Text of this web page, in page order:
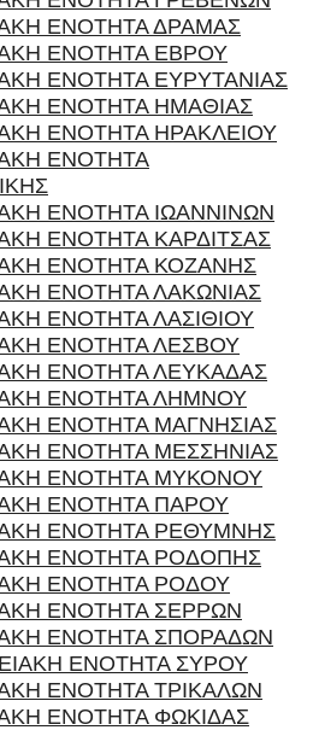
ΕΝΟΤΗΤΑ ΔΡΑΜΑΣ
ΕΝΟΤΗΤΑ ΕΒΡΟΥ
ΕΝΟΤΗΤΑ ΕΥΡΥΤΑΝΙΑΣ
ΕΝΟΤΗΤΑ ΗΜΑΘΙΑΣ
ΕΝΟΤΗΤΑ ΗΡΑΚΛΕΙΟΥ
ΕΝΟΤΗΤΑ
ΕΝΟΤΗΤΑ ΙΩΑΝΝΙΝΩΝ
ΕΝΟΤΗΤΑ ΚΑΡΔΙΤΣΑΣ
ΕΝΟΤΗΤΑ ΚΟΖΑΝΗΣ
ΕΝΟΤΗΤΑ ΛΑΚΩΝΙΑΣ
ΕΝΟΤΗΤΑ ΛΑΣΙΘΙΟΥ
ΕΝΟΤΗΤΑ ΛΕΣΒΟΥ
ΕΝΟΤΗΤΑ ΛΕΥΚΑΔΑΣ
ΕΝΟΤΗΤΑ ΛΗΜΝΟΥ
ΕΝΟΤΗΤΑ ΜΑΓΝΗΣΙΑΣ
ΕΝΟΤΗΤΑ ΜΕΣΣΗΝΙΑΣ
ΕΝΟΤΗΤΑ ΜΥΚΟΝΟΥ
ΕΝΟΤΗΤΑ ΠΑΡΟΥ
ΕΝΟΤΗΤΑ ΡΕΘΥΜΝΗΣ
ΕΝΟΤΗΤΑ ΡΟΔΟΠΗΣ
ΕΝΟΤΗΤΑ ΡΟΔΟΥ
ΕΝΟΤΗΤΑ ΣΕΡΡΩΝ
ΕΝΟΤΗΤΑ ΣΠΟΡΑΔΩΝ
ΕΝΟΤΗΤΑ ΣΥΡΟΥ
ΕΝΟΤΗΤΑ ΤΡΙΚΑΛΩΝ
ΕΝΟΤΗΤΑ ΦΩΚΙΔΑΣ